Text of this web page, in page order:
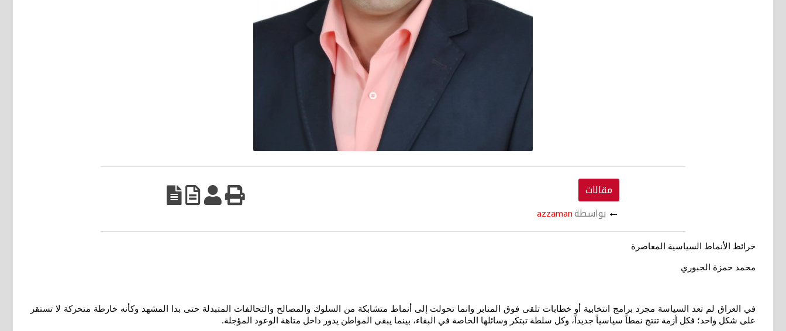
مقالات
← بواسطةazzaman
خرائط الأنماط السياسية المعاصرة
محمد حمزة الجبوري
في العراق لم تعد السياسة مجرد برامج انتخابية أو خطابات تلقى فوق المنابر وانما تحولت إلى أنماط متشابكة من السلوك والمصالح والتحالفات المتبدلة حتى بدا المشهد وكأنه خارطة متحركة لا تستقر
على شكل واحد؛ فكل أزمة تنتج نمطاً سياسياً جديداً، وكل سلطة تبتكر وسائلها الخاصة في البقاء، بينما يبقى المواطن يدور داخل متاهة الوعود المؤجلة.